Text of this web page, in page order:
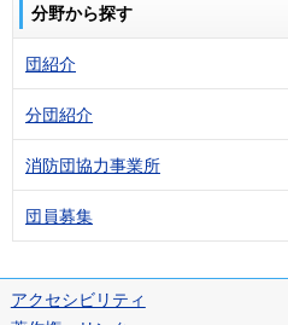
分野から探す
団紹介
分団紹介
消防団協力事業所
団員募集
アクセシビリティ